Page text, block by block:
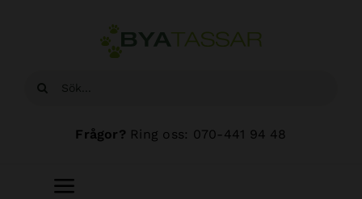
Sök
Frågor? Ring oss: 070-441 94 48